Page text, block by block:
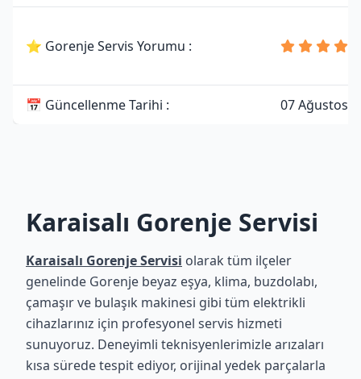
⭐ Gorenje Servis Yorumu :
📅 Güncellenme Tarihi : 07 Ağustos
Karaisalı Gorenje Servisi
Karaisalı Gorenje Servisi olarak tüm ilçeler
genelinde Gorenje beyaz eşya, klima, buzdolabı,
çamaşır ve bulaşık makinesi gibi tüm elektrikli
cihazlarınız için profesyonel servis hizmeti
sunuyoruz. Deneyimli teknisyenlerimizle arızaları
kısa sürede tespit ediyor, orijinal yedek parçalarla